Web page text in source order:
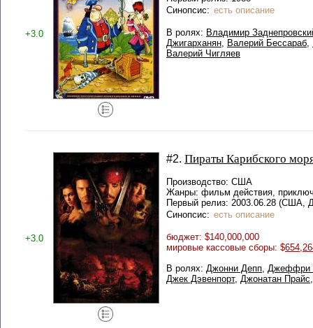
+3.0
Синопсис: есть описание
В ролях: Владимир
Джигарханян, Валерий Бессараб,
Валерий Чигляев
+3.0
#2. Пираты Карибского
Производство: США
Жанры: фильм действия,
Первый релиз: 2003.06.28 (США,
Синопсис: есть описание
бюджет: $140,000,000
мировые кассовые сборы: $
В ролях: Джонни Депп, Джеффри
Джек Дэвенпорт, Джонатан Прайс